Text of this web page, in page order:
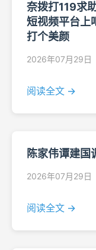
奈拨打119求
短视频平台上
打个美颜
2026年07月29日
阅读全文 →
陈家伟谭建国
2026年07月29日
阅读全文 →